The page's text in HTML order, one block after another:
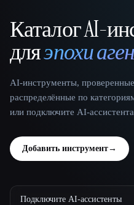
That AI Collection
Каталог AI-
дляэпохи
AI-инструменты,
распределённые по
или подключите AI-
Добавить инструмент→
Подключите AI-ассистенты